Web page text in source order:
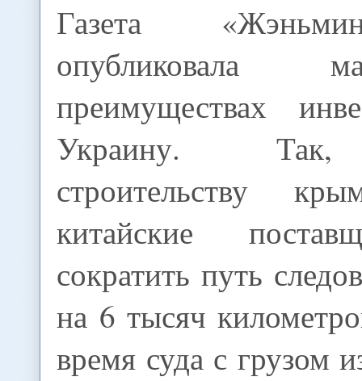
Газета
опубликовала
преимуществах
Украину. Так,
строительству
китайские
сократить путь
на 6 тысяч
время суда с грузом